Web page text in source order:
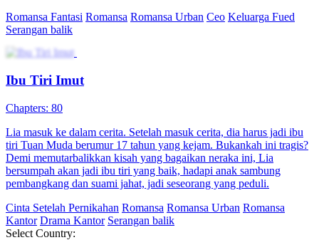
Romansa Fantasi Romansa Romansa Urban Ceo Keluarga Fued
Serangan balik
Ibu Tiri Imut
Chapters: 80
Lia masuk ke dalam cerita. Setelah masuk cerita, dia harus jadi ibu
tiri Tuan Muda berumur 17 tahun yang kejam. Bukankah ini tragis?
Demi memutarbalikkan kisah yang bagaikan neraka ini, Lia
bersumpah akan jadi ibu tiri yang baik, hadapi anak sambung
pembangkang dan suami jahat, jadi seseorang yang peduli.
Cinta Setelah Pernikahan Romansa Romansa Urban Romansa
Kantor Drama Kantor Serangan balik
Select Country: